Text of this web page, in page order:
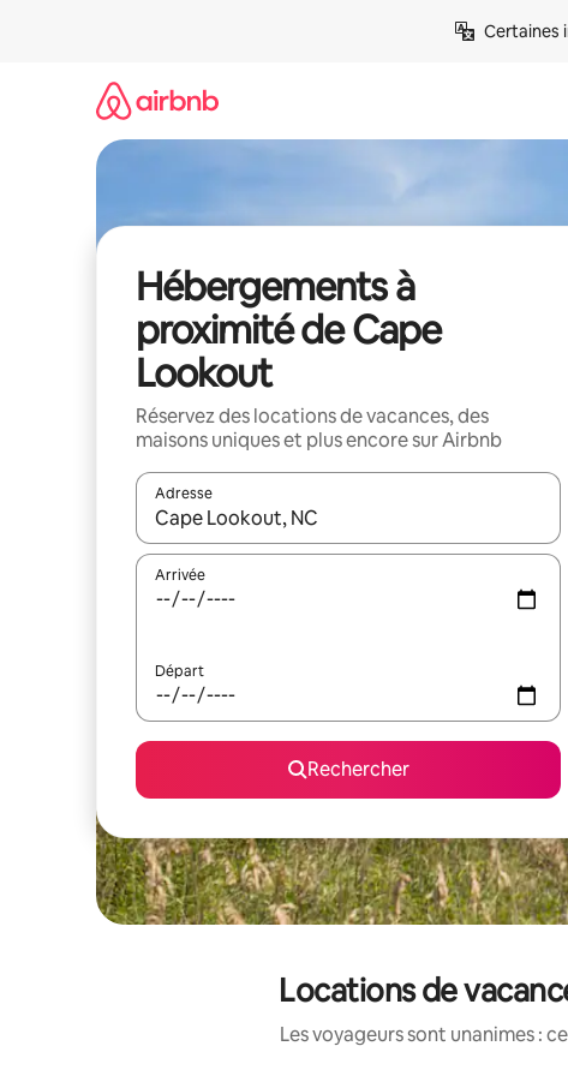
Certaines
Hébergements à
proximité de Cape
Lookout
Réservez des locations de vacances, des
maisons uniques et plus encore sur Airbnb
Adresse
Lorsque les résultats s'affichent, utilisez les flèches
Arrivée
Départ
Rechercher
Locations de
Les voyageurs sont unanimes :